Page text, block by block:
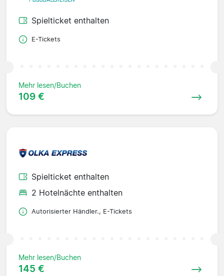
Spielticket enthalten
E-Tickets
Mehr lesen/Buchen
109 €
Spielticket enthalten
2 Hotelnächte enthalten
Autorisierter Händler., E-Tickets
Mehr lesen/Buchen
145 €